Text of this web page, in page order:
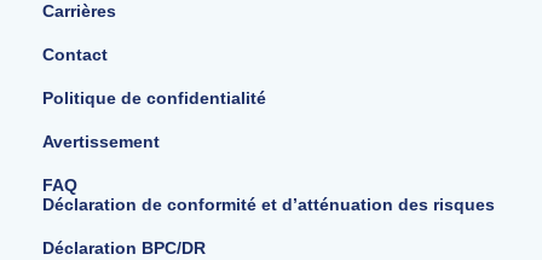
Carrières
Contact
Politique de confidentialité
Avertissement
FAQ
Déclaration de conformité et d’atténuation des risques
Déclaration BPC/DR